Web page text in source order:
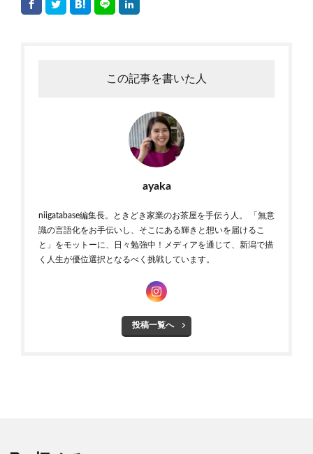
この記事を書いた人
ayaka
niigatabase編集長。ときどき家業のお茶屋を手伝う人。 「無意
識の言語化をお手伝いし、そこにある輝きと想いを届けるこ
と」をモットーに、日々勉強中！メディアを通じて、新潟で描
く人生が優位選択となるべく挑戦しています。
投稿一覧へ